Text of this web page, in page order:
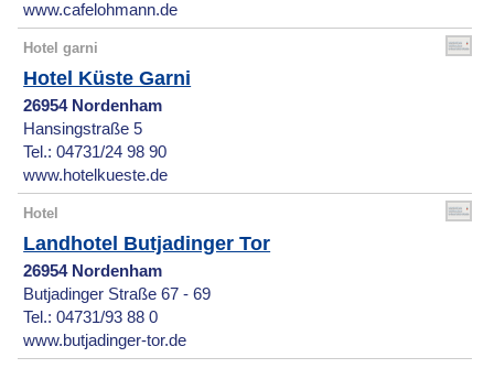
www.cafelohmann.de
Hotel garni
Hotel Küste Garni
26954 Nordenham
Hansingstraße 5
Tel.: 04731/24 98 90
www.hotelkueste.de
Hotel
Landhotel Butjadinger Tor
26954 Nordenham
Butjadinger Straße 67 - 69
Tel.: 04731/93 88 0
www.butjadinger-tor.de